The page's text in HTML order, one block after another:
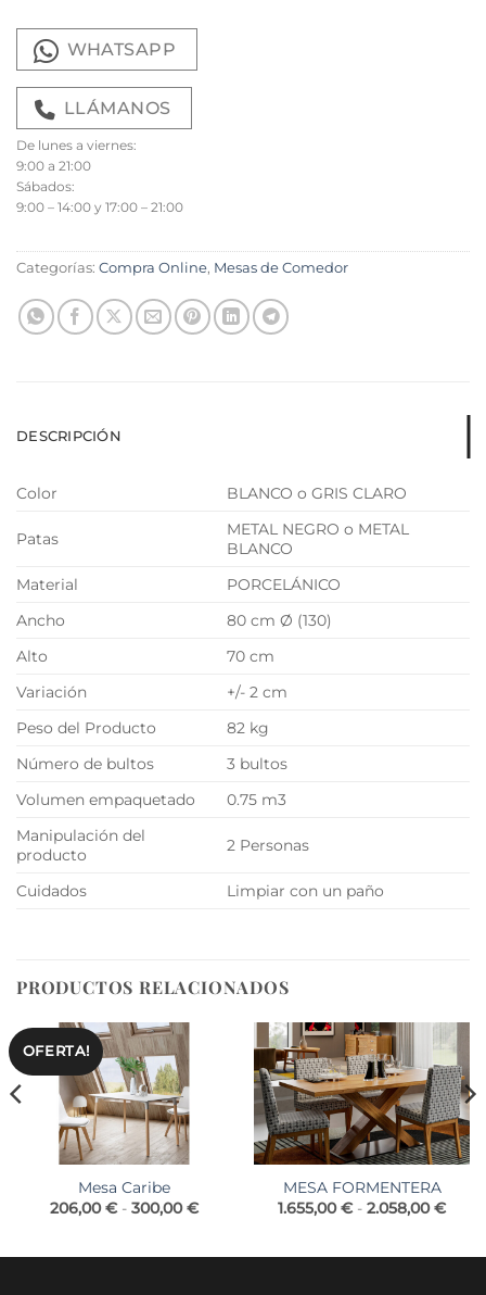
WHATSAPP
LLÁMANOS
De lunes a viernes:
9:00 a 21:00
Sábados:
9:00 – 14:00 y 17:00 – 21:00
Categorías: Compra Online, Mesas de Comedor
DESCRIPCIÓN
Color BLANCO oGRIS CLARO
Patas METAL NEGRO o METAL
BLANCO
Material
PORCELÁNICO
Ancho
80 cm Ø (130)
Alto
70 cm
Variación
+/- 2 cm
Peso del Producto
82 kg
Número de bultos
3 bultos
Volumen empaquetado
0.75 m3
Manipulación del
producto
2 Personas
Cuidados Limpiar con un paño
PRODUCTOS RELACIONADOS
OFERTA!
Mesa Caribe
206,00€ - 300,00€Rango
206,00 €
MESA FORMENTERA
1.655,00€ - 2.058,00€
€